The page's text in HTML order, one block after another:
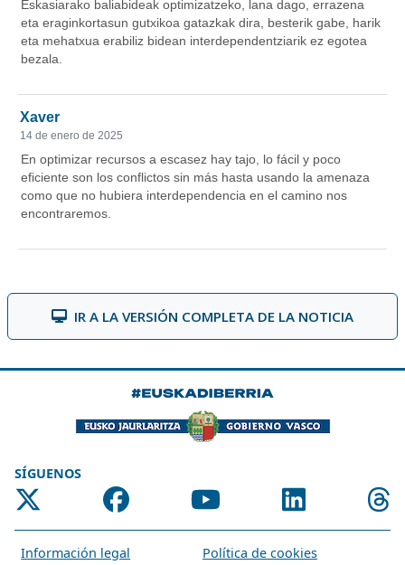
IR A LA VERSIÓN COMPLETA DE LA NOTICIA
SÍGUENOS
Información legal
Política de cookies